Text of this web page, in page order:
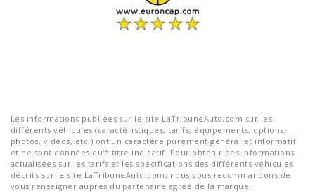
Les informations publiées sur le site LaTribuneAuto.com sur les
différents véhicules (caractéristiques, tarifs, équipements, options,
photos, vidéos, etc.) ont un caractère purement général et informatif
et ne sont données qu'à titre indicatif. Pour obtenir des informations
actualisées sur les tarifs et les spécifications des différents véhicules
décrits sur le site LaTribuneAuto.com, nous vous recommandons de
vous renseigner auprès du partenaire agréé de la marque.